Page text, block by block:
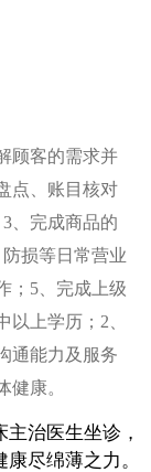
顾客的需求并
点、账目核对
、完成商品的
损等日常营业
；5、完成上级
上学历；2、
通能力及服务
康。
治医生坐诊，
尽绵薄之力。